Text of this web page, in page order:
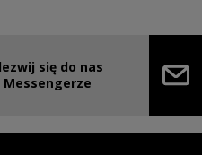
się do nas
Messengerze
will open in a new window